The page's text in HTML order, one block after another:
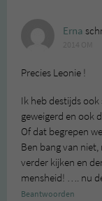
Erna
Precies Leonie !
Ik heb destijds
geweigerd en ook
Of dat begrepen
Ben bang van
verder kijken en
mensheid! …. nu
Beantwoorden